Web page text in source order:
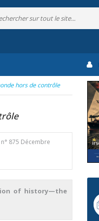
hors de contrôle
n° 875 Décembre
of history—the